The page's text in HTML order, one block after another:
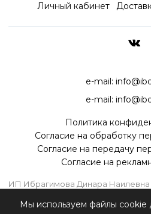
Личный кабинет
e-mail:
e-mail:
Политика
Согласие на обработку
Согласие на передачу
Согласие на
ИП Ибрагимова Динара Наилевна
ОГРНИП 315595800070181
Мы используем файлы cookie